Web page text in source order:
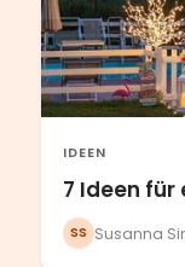
IDEEN
7 Ideen
SS Susanna